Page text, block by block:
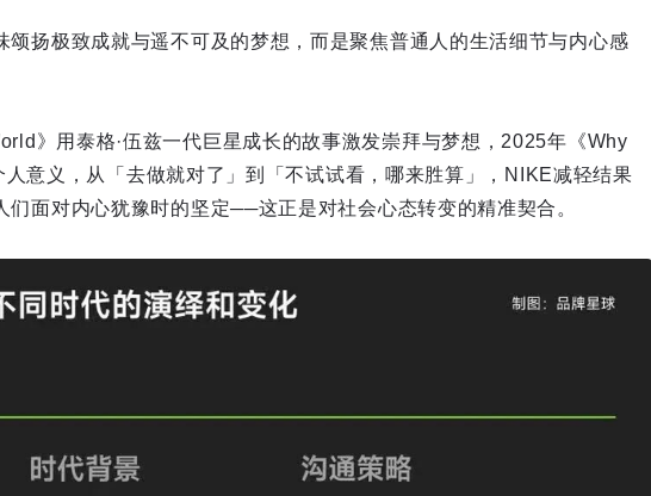
颂扬极致成就与遥不可及的梦想，而是聚焦普通人的生活细节与内心感
》用泰格·伍兹一代巨星成长的故事激发崇拜与梦想，2025年《Why
意义，从「去做就对了」到「不试试看，哪来胜算」，NIKE减轻结果
面对内心犹豫时的坚定──这正是对社会心态转变的精准契合。